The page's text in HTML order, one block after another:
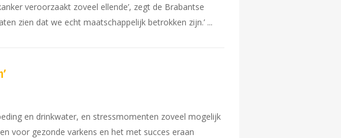
veroorzaakt zoveel ellende’, zegt de Brabantse
zien dat we echt maatschappelijk betrokken zijn.’
en drinkwater, en stressmomenten zoveel mogelijk
voor gezonde varkens en het met succes eraan